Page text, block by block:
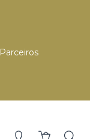
Parceiros